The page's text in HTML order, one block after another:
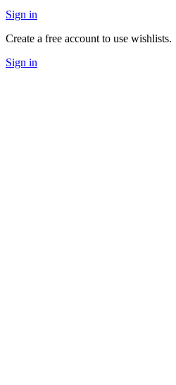
Sign in
Create a free account to use wishlists.
Sign in